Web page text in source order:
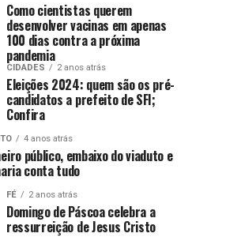
Como cientistas querem
desenvolver vacinas em apenas
100 dias contra a próxima
pandemia
CIDADES 2 anos atrás
Eleições 2024: quem são os pré-
candidatos a prefeito de SFI;
Confira
4 anos atrás
público, embaixo do viaduto e
conta tudo
FÉ 2 anos atrás
Domingo de Páscoa celebra a
ressurreição de Jesus Cristo